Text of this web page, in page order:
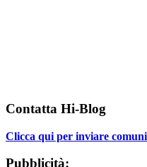
Contatta Hi-Blog
Clicca qui per inviare
Pubblicità: